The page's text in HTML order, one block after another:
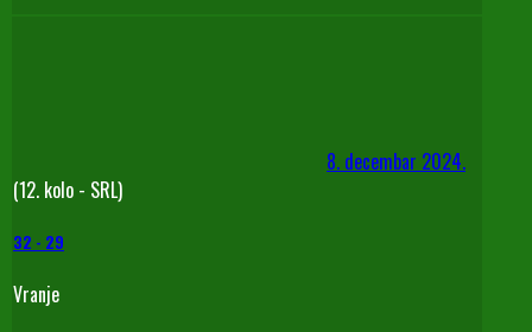
8. decembar 2024.
(12. kolo - SRL)
32 - 29
Vranje